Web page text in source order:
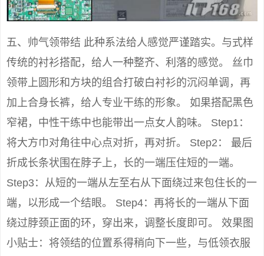
五、帅气领带结 此种系法给人感觉严谨踏实。与式样
传统的衬衫搭配，给人一种整齐、利落的感觉。 丝巾
领带上圆形和方块的组合打破白衬衫的沉闷单调，再
加上合身长裤，给人专业干练的形象。 如果搭配黑色
窄裙，中性干练中也能带出一点女人韵味。 Step1：
将大方巾对角往中心点对折，再对折。 Step2： 最后
折成长条状围在脖子上，长的一端压住短的一端。
Step3：从短的一端从左至右从下面绕过来包住长的一
端，以形成一个结眼。 Step4：再将长的一端从下面
绕过脖颈正面的环，穿出来，调整长度即可。 效果图
小贴士：将领结的位置系得稍向下一些，与低领衣服